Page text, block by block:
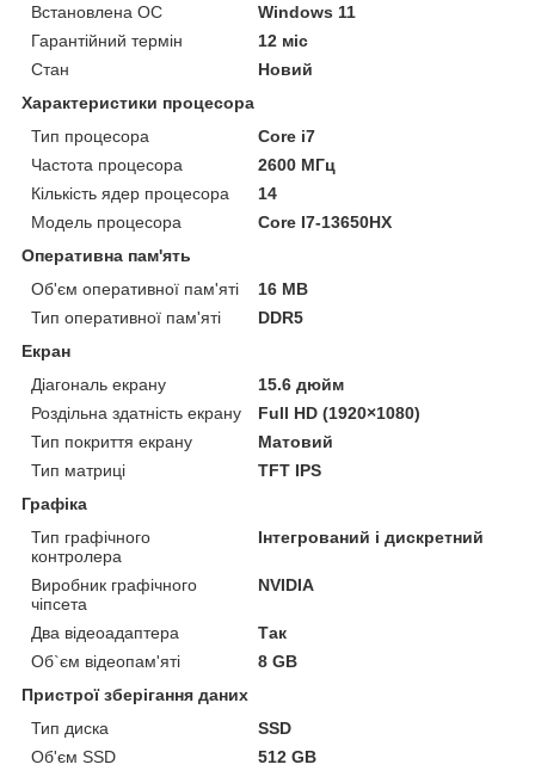
Встановлена ОС
Windows 11
Гарантійний термін
12 міс
Стан
Новий
Характеристики процесора
Тип процесора
Core i7
Частота процесора
2600 МГц
Кількість ядер процесора
14
Модель процесора
Core I7-13650HX
Оперативна пам'ять
Об'єм оперативної пам'яті
16 MB
Тип оперативної пам'яті
DDR5
Екран
Діагональ екрану
15.6 дюйм
Роздільна здатність екрану
Full HD (1920×1080)
Тип покриття екрану
Матовий
Тип матриці
TFT IPS
Графіка
Тип графічного
контролера
Інтегрований і дискретний
Виробник графічного
чіпсета
NVIDIA
Два відеоадаптера
Так
Об`єм відеопам'яті
8 GB
Пристрої зберігання даних
Тип диска
SSD
Об'єм SSD
512 GB